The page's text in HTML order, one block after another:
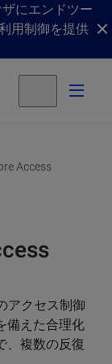
にエンドツー
用制御を提供
Access
アクセス制御
備えた合理化
、複数の反復